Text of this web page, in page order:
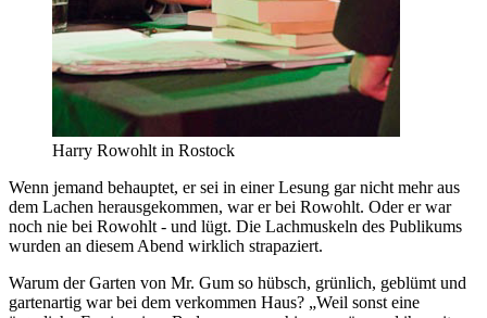
Harry Rowohlt in Rostock
Wenn jemand behauptet, er sei in einer Lesung gar nicht mehr aus
dem Lachen herausgekommen, war er bei Rowohlt. Oder er war
noch nie bei Rowohlt - und lügt. Die Lachmuskeln des Publikums
wurden an diesem Abend wirklich strapaziert.
Warum der Garten von Mr. Gum so hübsch, grünlich, geblümt und
gartenartig war bei dem verkommen Haus? „Weil sonst eine